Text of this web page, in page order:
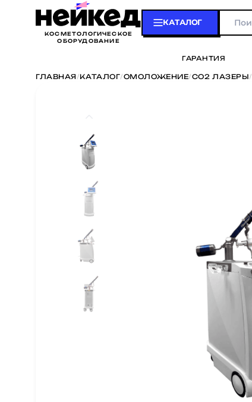
КОСМЕТОЛОГИЧЕСКОЕ
ОБОРУДОВАНИЕ
КАТАЛОГ
ГАРАНТИЯ
ГЛАВНАЯ/КАТАЛОГ/ОМОЛОЖЕНИЕ/CO2 ЛАЗЕРЫ/